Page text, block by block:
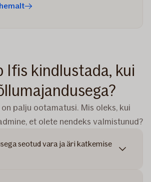
Ifis kindlustada, kui
palju ootamatusi. Mis oleks, kui
et olete nendeks valmistunud?
seotud vara ja äri katkemise